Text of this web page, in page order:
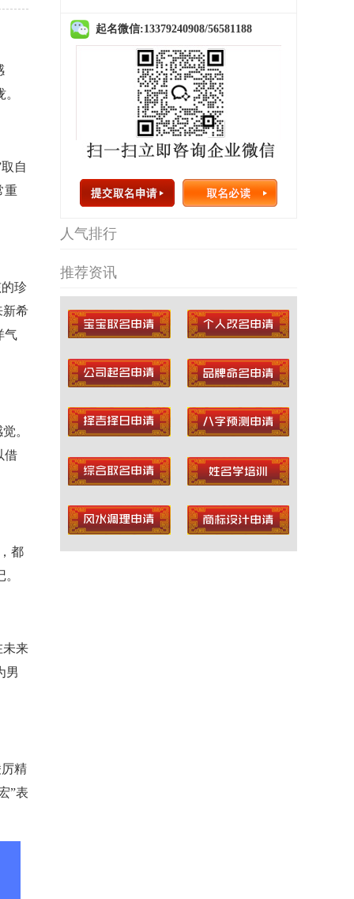
起名微信:13379240908/56581188
人气排行
推荐资讯
自
重
珍
新希
气
。
借
都
未来
男
精
”表